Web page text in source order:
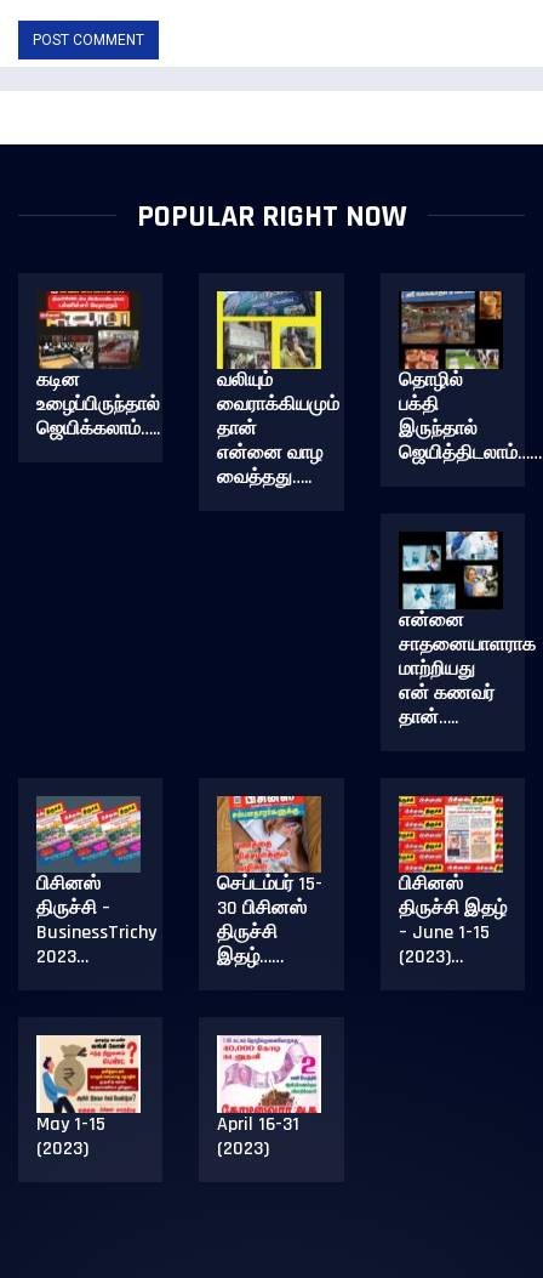
POPULAR RIGHT NOW
கடின
உழைப்பிருந்தால்
ஜெயிக்கலாம்…..
வலியும்
வைராக்கியமும்
தான்
என்னை வாழ
வைத்தது…..
தொழில்
பக்தி
இருந்தால்
என்னை
சாதனையாளராக
மாற்றியது
என் கணவர்
தான்…..
பிசினஸ்
திருச்சி –
BusinessTrichy
2023…
செப்டம்பர் 15-
30 பிசினஸ்
திருச்சி
இதழ்……
பிசினஸ்
திருச்சி இதழ்
– June 1-15
(2023)…
May 1-15
(2023)
April 16-31
(2023)